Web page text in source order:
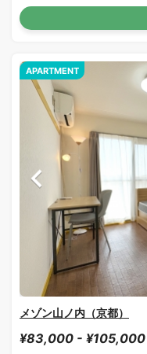
APARTMENT
メゾン山ノ内（京都）
¥83,000 - ¥105,000